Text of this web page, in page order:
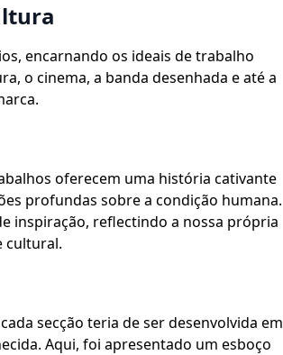
encarnando os ideais de trabalho
o cinema, a banda desenhada e até a
oferecem uma história cativante
profundas sobre a condição humana.
inspiração, reflectindo a nossa própria
cultural.
secção teria de ser desenvolvida em
Aqui, foi apresentado um esboço